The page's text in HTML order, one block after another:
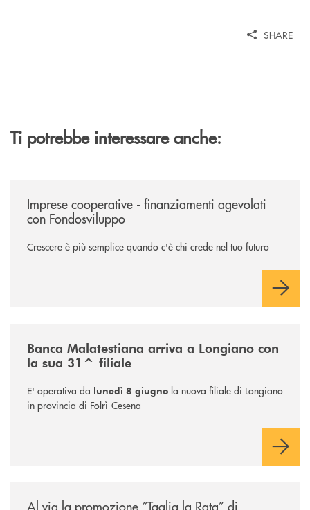
SHARE
Ti potrebbe interessare anche:
Imprese cooperative - finanziamenti agevolati
con Fondosviluppo
Crescere è più semplice quando c'è chi crede nel tuo futuro
Banca Malatestiana arriva a Longiano con
la sua 31^ filiale
E' operativa da lunedì 8 giugno la nuova filiale di Longiano
in provincia di Folrì-Cesena
Al via la promozione “Taglia la Rata” di